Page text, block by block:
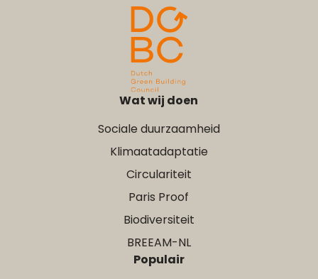
Wat wij doen
Sociale duurzaamheid
Klimaatadaptatie
Circulariteit
Paris Proof
Biodiversiteit
BREEAM-NL
Populair